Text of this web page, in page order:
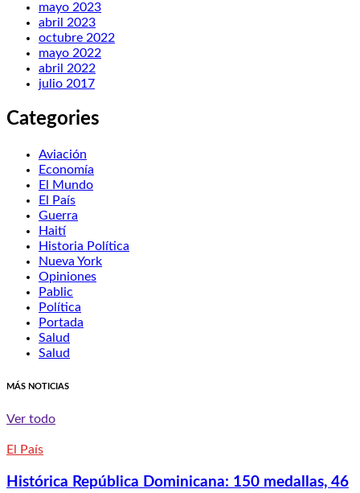
mayo 2023
abril 2023
octubre 2022
mayo 2022
abril 2022
julio 2017
Categories
Aviación
Economía
El Mundo
El País
Guerra
Haití
Historia Política
Nueva York
Opiniones
Pablic
Política
Portada
Salud
Salud
MÁS NOTICIAS
Ver todo
El País
Histórica República Dominicana: 150 medallas, 46